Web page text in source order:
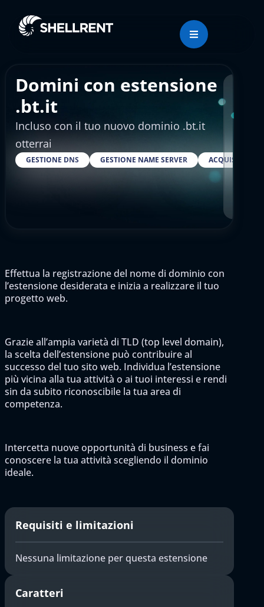
Domini con estensione
.bt.it
Incluso con il tuo nuovo dominio .bt.it
otterrai
GESTIONE DNS GESTIONE NAME SERVER ACQUISTARE
Effettua la registrazione del nome di dominio con
l’estensione desiderata e inizia a realizzare il tuo
progetto web.
Grazie all’ampia varietà di TLD (top level domain),
la scelta dell’estensione può contribuire al
successo del tuo sito web. Individua l’estensione
più vicina alla tua attività o ai tuoi interessi e rendi
sin da subito riconoscibile la tua area di
competenza.
Intercetta nuove opportunità di business e fai
conoscere la tua attività scegliendo il dominio
ideale.
Requisiti e limitazioni
Nessuna limitazione per questa estensione
Caratteri